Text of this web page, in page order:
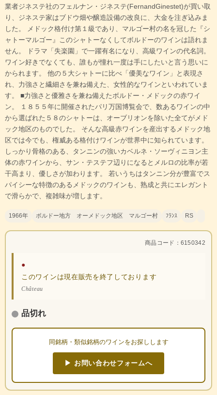
業者ジネステ社のフェルナン・ジネステ(FernandGinestet)が買い取
り、ジネステ家はブドウ畑や醸造設備の改良に、大金を注ぎ込みま
した。 メドック格付け第１級であり、マルゴー村の名を冠した『シ
ャトーマルゴー』このシャトーなくしてボルドーのワインは語れま
せん。 ドラマ「失楽園」で一躍有名になり、高級ワインの代名詞。
ワイン好きでなくても、誰もが憧れ一度は手にしたいと言う思いに
かられます。 他の５大シャトーに比べ「優美なワイン」と表現さ
れ、力強さと繊細さを兼ね備えた、女性的なワインといわれていま
す。 ■力強さと優雅さを兼ね備えたボルドー・メドックの赤ワイ
ン。 １８５５年に開催されたパリ万国博覧会で、数あるワインの中
から選ばれた５８のシャトーは、オーブリオンを除いた全てがメド
ック地区のものでした。 そんな高級赤ワインを産出するメドック地
区では今でも、権威ある格付けワインが世界中に知られています。
しっかり骨格のある、タンニンの強いカベルネ・ソーヴィニヨン主
体の赤ワインから、サン・テステフ辺りになるとメルロの比率が若
干高まり、優しさが加わります。 若いうちはタンニン分が豊富でス
パイシーな特徴のあるメドックのワインも、熟成と共にエレガント
で滑らかで、複雑味が増します。
1966年 ボルドー地方 オーメドック地区 マルゴー村 ﾌﾗﾝｽ RS
商品コード：6150342
●
このワインは現在販売を終了しております
Château
品切れ
同銘柄・類似銘柄のワインをお探しします
▶ お問い合わせフォームへ